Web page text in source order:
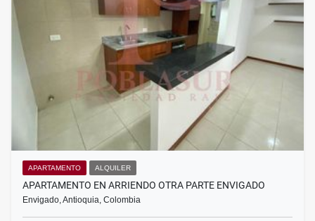
APARTAMENTO ALQUILER
APARTAMENTO EN ARRIENDO OTRA PARTE ENVIGADO
Envigado, Antioquia, Colombia